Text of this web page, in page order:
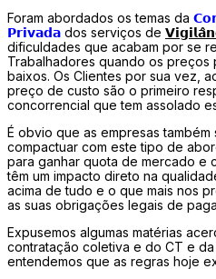
Foram abordados os temas da
𝗣𝗿𝗶𝘃𝗮𝗱𝗮 dos serviços de
dificuldades que acabam por se
Trabalhadores quando os preços
baixos. Os Clientes por sua vez,
preço de custo são o primeiro
concorrencial que tem assolado
É obvio que as empresas
compactuar com este tipo de
para ganhar quota de mercado e
têm um impacto direto na
acima de tudo e o que mais nos
as suas obrigações legais de
Expusemos algumas matérias
contratação coletiva e do CT e
entendemos que as regras hoje